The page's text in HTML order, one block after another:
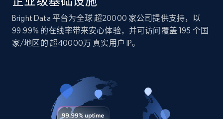
Social media
13.2K+ 1.6K+
Zillow properties listing information
Zpid, City, State, HomeStatus, Address,
IsListingClaimedByCurrentSignedInUser,
Bright Data 平台为全球 超20000 家公司提供支持，以
99.99% 的在线率带来安心体验，并可访问覆盖 195 个国
家/地区的 超40000万 真实用户 IP。